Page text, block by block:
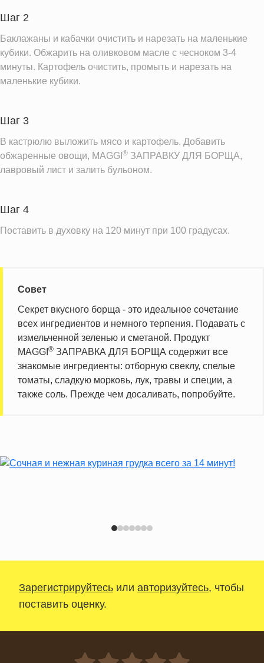
Шаг 2
Баклажаны и кабачки очистить и нарезать на маленькие
кубики. Обжарить на оливковом масле с чесноком 3-4
минуты. Картофель очистить, промыть и нарезать на
маленькие кубики.
Шаг 3
В кастрюлю выложить мясо и картофель. Добавить
обжаренные овощи, MAGGI ® ЗАПРАВКУ ДЛЯ БОРЩА,
лавровый лист и залить бульоном.
Шаг 4
Поставить в духовку на 120 минут при 100 градусах.
Совет
Секрет вкусного борща - это идеальное сочетание
всех ингредиентов и немного терпения. Подавать с
измельченной зеленью и сметаной. Продукт
MAGGI ® ЗАПРАВКА ДЛЯ БОРЩА содержит все
знакомые ингредиенты: отборную свеклу, спелые
томаты, сладкую морковь, лук, травы и специи, а
также соль. Прежде чем досаливать, попробуйте.
Зарегистрируйтесь или авторизуйтесь, чтобы
поставить оценку.